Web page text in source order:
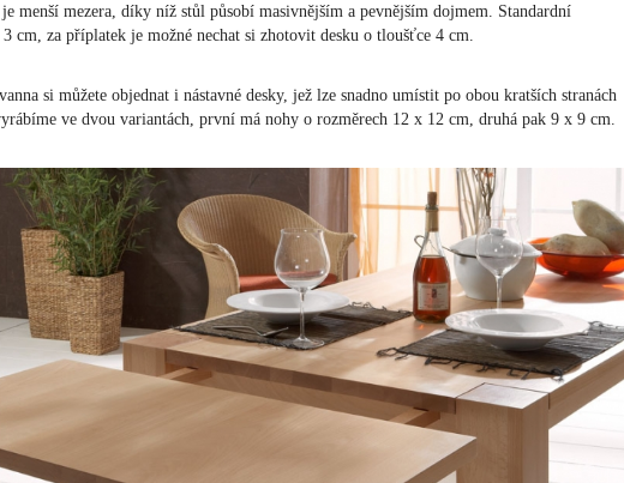
menší mezera, díky níž stůl působí masivnějším a pevnějším dojmem. Standardní
cm, za příplatek je možné nechat si zhotovit desku o tloušťce 4 cm.
si můžete objednat i nástavné desky, jež lze snadno umístit po obou kratších stranách
ve dvou variantách, první má nohy o rozměrech 12 x 12 cm, druhá pak 9 x 9 cm.